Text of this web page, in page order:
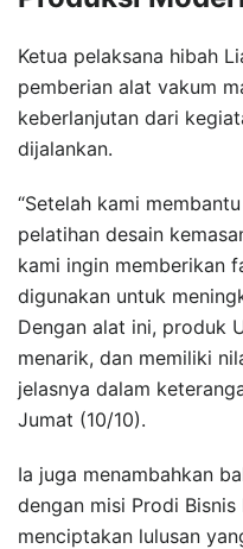
Ketua pelaksana hibah
pemberian alat vakum
keberlanjutan dari
dijalankan.
“Setelah kami
pelatihan desain
kami ingin memberikan
digunakan untuk
Dengan alat ini, produk
menarik, dan memiliki
jelasnya dalam
Jumat (10/10).
Ia juga menambahkan
dengan misi Prodi
menciptakan lulusan